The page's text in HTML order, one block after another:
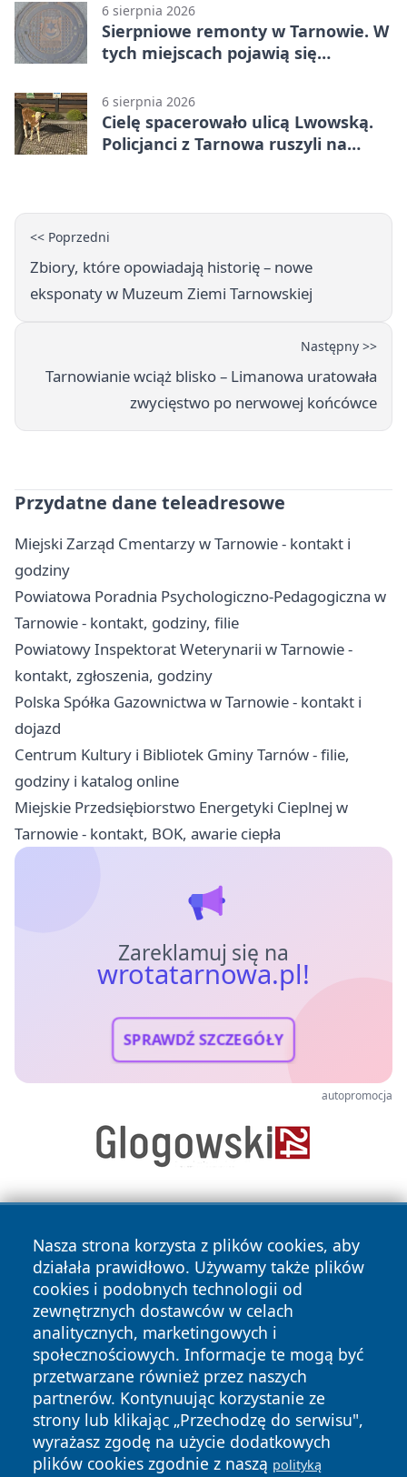
6 sierpnia 2026
Sierpniowe remonty w Tarnowie. W
tych miejscach pojawią się
6 sierpnia 2026
Cielę spacerowało ulicą Lwowską.
Policjanci z Tarnowa ruszyli na
<< Poprzedni
Zbiory, które opowiadają historię – nowe
eksponaty w Muzeum Ziemi Tarnowskiej
Następny >>
Tarnowianie wciąż blisko – Limanowa uratowała
zwycięstwo po nerwowej końcówce
Przydatne dane teleadresowe
Miejski Zarząd Cmentarzy w Tarnowie - kontakt i
godziny
Powiatowa Poradnia Psychologiczno-Pedagogiczna w
Tarnowie - kontakt, godziny, filie
Powiatowy Inspektorat Weterynarii w Tarnowie -
kontakt, zgłoszenia, godziny
Polska Spółka Gazownictwa w Tarnowie - kontakt i
dojazd
Centrum Kultury i Bibliotek Gminy Tarnów - filie,
godziny i katalog online
Miejskie Przedsiębiorstwo Energetyki Cieplnej w
Tarnowie - kontakt, BOK, awarie ciepła
Zareklamuj się na
wrotatarnowa.pl!
SPRAWDŹ SZCZEGÓŁY
autopromocja
Nasza strona korzysta z plików cookies, aby
działała prawidłowo. Używamy także plików
cookies i podobnych technologii od
zewnętrznych dostawców w celach
analitycznych, marketingowych i
społecznościowych. Informacje te mogą być
przetwarzane również przez naszych
partnerów. Kontynuując korzystanie ze
strony lub klikając „Przechodzę do serwisu",
wyrażasz zgodę na użycie dodatkowych
plików cookies zgodnie z naszą polityką
Copyright © 2026 wrotatarnowa.pl Wszystkie prawa
zastrzeżone.
News Autorzy
Polityka
Prywatności
Polityka
Cookies